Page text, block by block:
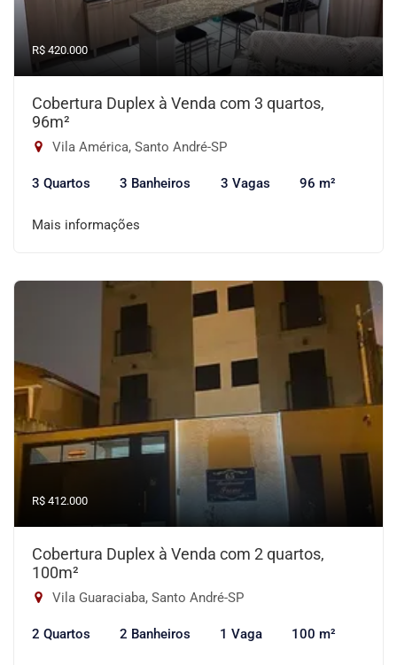
R$ 420.000
Cobertura Duplex à Venda com 3 quartos,
96m²
Vila América, Santo André-SP
3 Quartos 3 Banheiros 3 Vagas 96 m²
Mais informações
R$ 412.000
Cobertura Duplex à Venda com 2 quartos,
100m²
Vila Guaraciaba, Santo André-SP
2 Quartos 2 Banheiros 1 Vaga 100 m²